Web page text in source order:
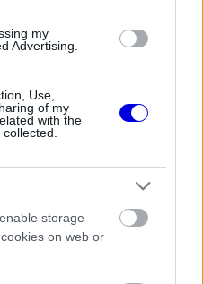
my
Advertising.
Use,
of my
with the
storage
on web or
a mezőny már
késlekedtek a jelzéssel,
érzékelték a
a fékbe.